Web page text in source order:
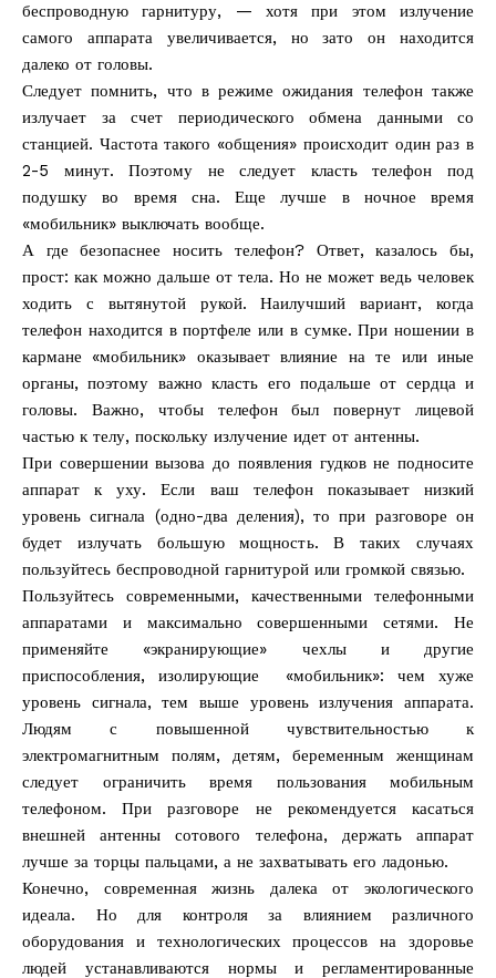
беспроводную гарнитуру, — хотя при этом излучение
самого аппарата увеличивается, но зато он находится
далеко от головы.
Следует помнить, что в режиме ожидания телефон также
излучает за счет периодического обмена данными со
станцией. Частота такого «общения» происходит один раз в
2-5 минут. Поэтому не следует класть телефон под
подушку во время сна. Еще лучше в ночное время
«мобильник» выключать вообще.
А где безопаснее носить телефон? Ответ, казалось бы,
прост: как можно дальше от тела. Но не может ведь человек
ходить с вытянутой рукой. Наилучший вариант, когда
телефон находится в портфеле или в сумке. При ношении в
кармане «мобильник» оказывает влияние на те или иные
органы, поэтому важно класть его подальше от сердца и
головы. Важно, чтобы телефон был повернут лицевой
частью к телу, поскольку излучение идет от антенны.
При совершении вызова до появления гудков не подносите
аппарат к уху. Если ваш телефон показывает низкий
уровень сигнала (одно-два деления), то при разговоре он
будет излучать большую мощность. В таких случаях
пользуйтесь беспроводной гарнитурой или громкой связью.
Пользуйтесь современными, качественными телефонными
аппаратами и максимально совершенными сетями. Не
применяйте «экранирующие» чехлы и другие
приспособления, изолирующие «мобильник»: чем хуже
уровень сигнала, тем выше уровень излучения аппарата.
Людям с повышенной чувствительностью к
электромагнитным полям, детям, беременным женщинам
следует ограничить время пользования мобильным
телефоном. При разговоре не рекомендуется касаться
внешней антенны сотового телефона, держать аппарат
лучше за торцы пальцами, а не захватывать его ладонью.
Конечно, современная жизнь далека от экологического
идеала. Но для контроля за влиянием различного
оборудования и технологических процессов на здоровье
людей устанавливаются нормы и регламентированные